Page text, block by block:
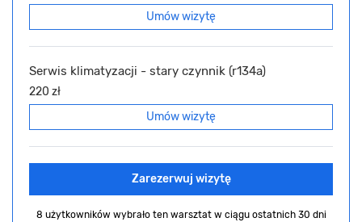
Umów wizytę
Serwis klimatyzacji - stary czynnik (r134a)
220 zł
Umów wizytę
Zarezerwuj wizytę
8 użytkowników wybrało ten warsztat w ciągu ostatnich 30 dni